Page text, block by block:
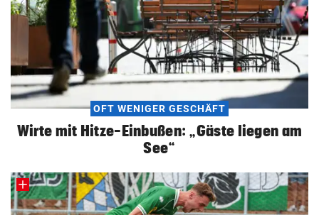
OFT WENIGER GESCHÄFT
Wirte mit Hitze-Einbußen: „Gäste liegen am
See“